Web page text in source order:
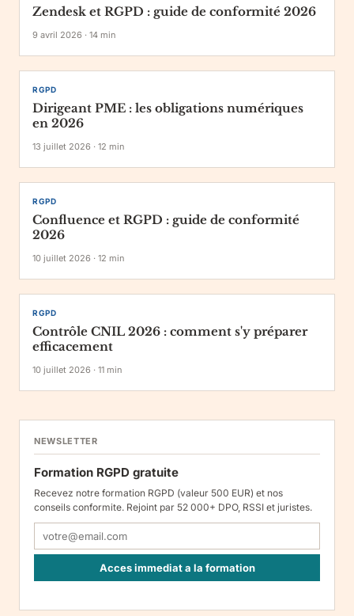
Zendesk et RGPD : guide de conformité 2026
9 avril 2026 · 14 min
RGPD
Dirigeant PME : les obligations numériques
en 2026
13 juillet 2026 · 12 min
RGPD
Confluence et RGPD : guide de conformité
2026
10 juillet 2026 · 12 min
RGPD
Contrôle CNIL 2026 : comment s'y préparer
efficacement
10 juillet 2026 · 11 min
NEWSLETTER
Formation RGPD gratuite
Recevez notre formation RGPD (valeur 500 EUR) et nos
conseils conformite. Rejoint par 52 000+ DPO, RSSI et juristes.
Acces immediat a la formation
05120, Lituanie. Finalite : inscription a la newsletter et reception